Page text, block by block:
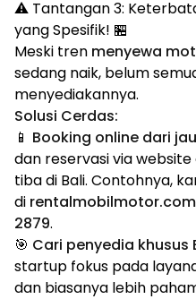
⚠️ Tantangan 3:
yang Spesifik! 🏪
Meski tren menyewa
sedang naik, belum
menyediakannya.
Solusi Cerdas:
📱 Booking online dari
dan reservasi via
tiba di Bali. Contohnya,
di rentalmobilmotor.com
2879.
🎯 Cari penyedia khusus
startup fokus pada
dan biasanya lebih